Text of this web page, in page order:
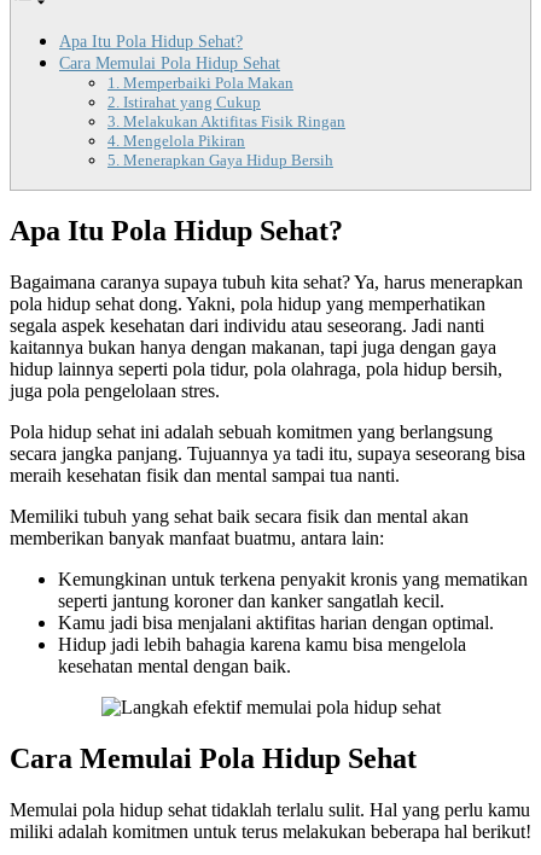
Apa Itu Pola Hidup Sehat?
Cara Memulai Pola Hidup Sehat
1. Memperbaiki Pola Makan
2. Istirahat yang Cukup
3. Melakukan Aktifitas Fisik Ringan
4. Mengelola Pikiran
5. Menerapkan Gaya Hidup Bersih
Apa Itu Pola Hidup Sehat?
Bagaimana caranya supaya tubuh kita sehat? Ya, harus menerapkan
pola hidup sehat dong. Yakni, pola hidup yang memperhatikan
segala aspek kesehatan dari individu atau seseorang. Jadi nanti
kaitannya bukan hanya dengan makanan, tapi juga dengan gaya
hidup lainnya seperti pola tidur, pola olahraga, pola hidup bersih,
juga pola pengelolaan stres.
Pola hidup sehat ini adalah sebuah komitmen yang berlangsung
secara jangka panjang. Tujuannya ya tadi itu, supaya seseorang bisa
meraih kesehatan fisik dan mental sampai tua nanti.
Memiliki tubuh yang sehat baik secara fisik dan mental akan
memberikan banyak manfaat buatmu, antara lain:
Kemungkinan untuk terkena penyakit kronis yang mematikan
seperti jantung koroner dan kanker sangatlah kecil.
Kamu jadi bisa menjalani aktifitas harian dengan optimal.
Hidup jadi lebih bahagia karena kamu bisa mengelola
kesehatan mental dengan baik.
Cara Memulai Pola Hidup Sehat
Memulai pola hidup sehat tidaklah terlalu sulit. Hal yang perlu kamu
miliki adalah komitmen untuk terus melakukan beberapa hal berikut!